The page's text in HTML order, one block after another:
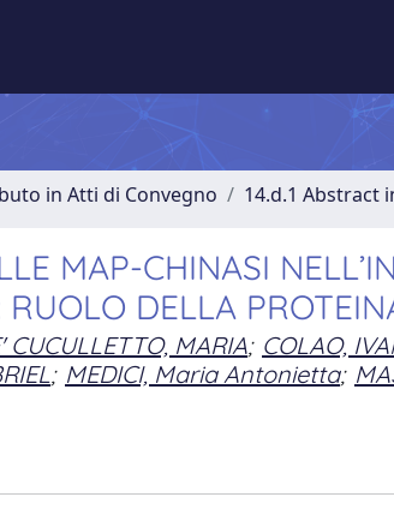
in Atti di Convegno 14.d.1 Abstract
MAP-CHINASI
RUOLO DELLA
CUCULLETTO, MARIA; COLAO,
; MEDICI, Maria Antonietta;